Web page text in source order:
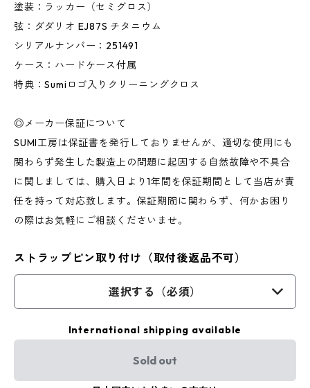
塗装：ラッカー（セミグロス）
弦：ダダリオ EJ87S チタニウム
シリアルナンバー：251491
ケース：ハードケース付属
特典：Sumiロゴ入りクリーニングクロス
◎メーカー保証について
SUMI工房は保証書を発行しておりませんが、適切な使用にも
関わらず発生した製造上の問題に起因する自然故障や不具合
に関しましては、購入日より1年間を保証期間として当店が責
任を持って対応致します。保証期間に関わらず、何かお困り
の際はお気軽にご相談くださいませ。
ストラップピン取り付け（取付後返品不可）
選択する（必須）
International shipping available
Sold out